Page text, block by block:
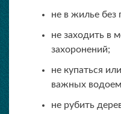
не в жилье без
не заходить в
захоронений;
не купаться
важных
не рубить